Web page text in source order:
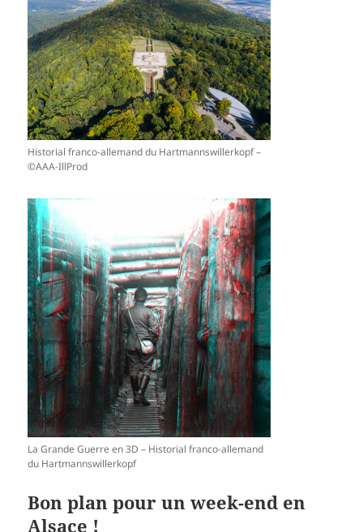
Historial franco-allemand du Hartmannswillerkopf –
©AAA-IllProd
La Grande Guerre en 3D – Historial franco-allemand
du Hartmannswillerkopf
Bon plan pour un week-end en
Alsace !